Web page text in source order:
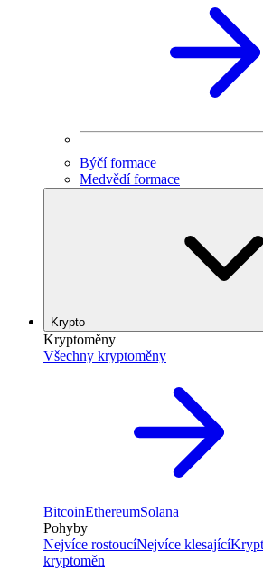
Býčí formace
Medvědí formace
Krypto
Kryptoměny
Všechny kryptoměny
BitcoinEthereumSolana
Pohyby
Nejvíce rostoucíNejvíce klesající
kryptoměn